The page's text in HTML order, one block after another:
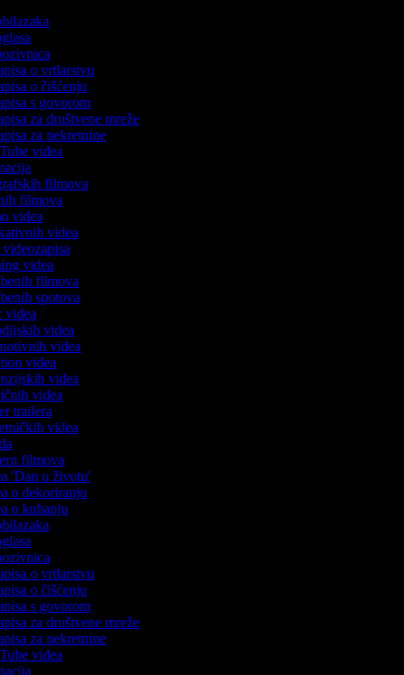
o vrtlarstvu
o čišćenju
s govorom
za društvene mreže
za nekretnine
videa
filmova
filmova
videa
videa
videa
filmova
spotova
videa
videa
videa
videa
videa
videa
trailera
videa
filmova
'Dan u životu'
o dekoriranju
o kuhanju
o vrtlarstvu
o čišćenju
s govorom
za društvene mreže
za nekretnine
videa